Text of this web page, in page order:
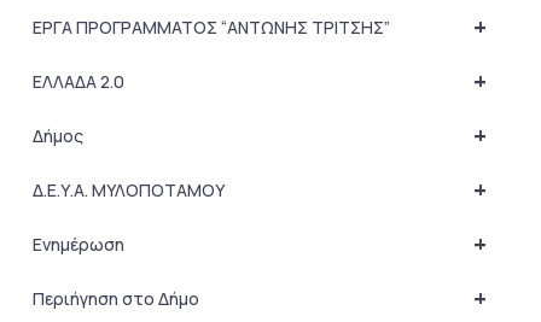
+
ΕΡΓΑ ΠΡΟΓΡΑΜΜΑΤΟΣ “ΑΝΤΩΝΗΣ ΤΡΙΤΣΗΣ”
+
ΕΛΛΑΔΑ 2.0
+
Δήμος
+
Δ.Ε.Υ.Α. ΜΥΛΟΠΟΤΑΜΟΥ
+
Ενημέρωση
+
Περιήγηση στο Δήμο